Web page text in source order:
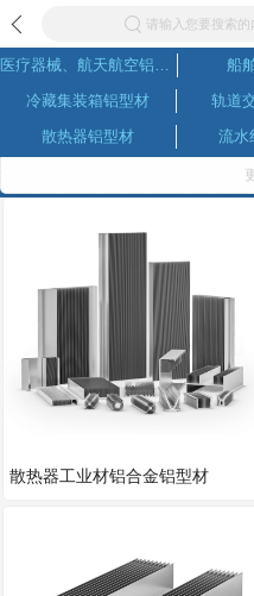
请输入您要搜索的
医疗器械、航天航空铝型材 船
冷藏集装箱铝型材
轨道
散热器铝型材
流水
高端电
美格网、铝网
广告
铝管、方通、铝条、铝棒
铝格栅
散热器工业材铝合金铝型材